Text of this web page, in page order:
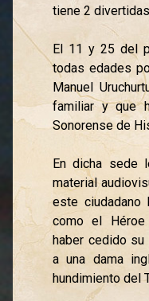
tiene 2
El 11 y 25 del
todas edades
Manuel
familiar y que
Sonorense de
En dicha sede
material
este ciudadano
como el
haber cedido su
a una dama
hundimiento del